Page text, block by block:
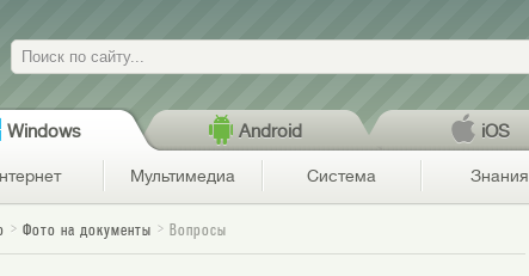
Поиск
Windows Android iOS
Мультимедиа Система Знания
Фото на документы Вопросы